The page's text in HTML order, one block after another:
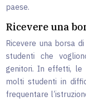
paese.
Ricevere una
Ricevere una borsa
studenti che
genitori. In effetti, le
molti studenti in
frequentare